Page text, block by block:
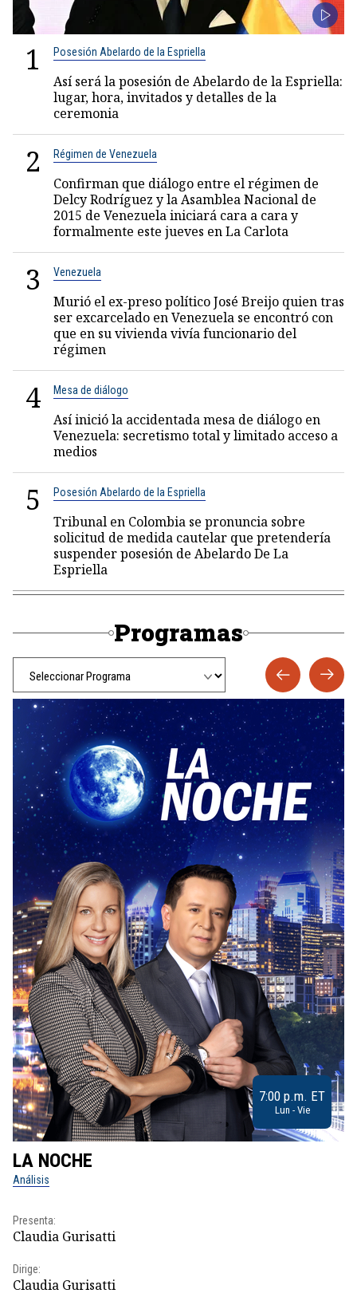
1 Posesión Abelardo de la Espriella
Así será la posesión de Abelardo de la Espriella:
lugar, hora, invitados y detalles de la
ceremonia
2 Régimen de Venezuela
Confirman que diálogo entre el régimen de
Delcy Rodríguez y la Asamblea Nacional de
2015 de Venezuela iniciará cara a cara y
formalmente este jueves en La Carlota
3 Venezuela
Murió el ex-preso político José Breijo quien tras
ser excarcelado en Venezuela se encontró con
que en su vivienda vivía funcionario del
régimen
4 Mesa de diálogo
Así inició la accidentada mesa de diálogo en
Venezuela: secretismo total y limitado acceso a
medios
5 Posesión Abelardo de la Espriella
Tribunal en Colombia se pronuncia sobre
solicitud de medida cautelar que pretendería
suspender posesión de Abelardo De La
Espriella
Programas
7:00 p.m. ET
Lun - Vie
LA NOCHE
Análisis
Presenta:
Claudia Gurisatti
Dirige:
Claudia Gurisatti